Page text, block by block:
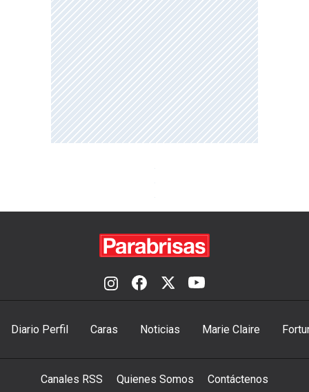
Diario Perfil Caras Noticias Marie Claire
Canales RSS Quienes Somos Contáctenos